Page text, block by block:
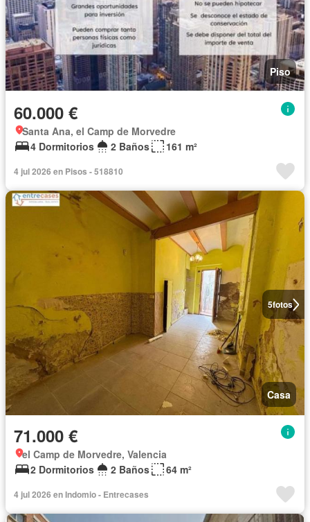
Piso
60.000 €
Santa Ana, el Camp de Morvedre
4 Dormitorios
2 Baños 161 m²
4 jul 2026 en Pisos - 518810
5fotos
Casa
71.000 €
el Camp de Morvedre, Valencia
2 Dormitorios
2 Baños 64 m²
4 jul 2026 en Indomio - Entrecases